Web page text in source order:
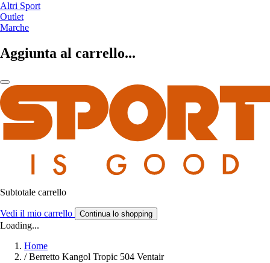
Altri Sport
Outlet
Marche
Aggiunta al carrello...
Subtotale carrello
Vedi il mio carrello Continua lo shopping
Loading...
Home
/ Berretto Kangol Tropic 504 Ventair